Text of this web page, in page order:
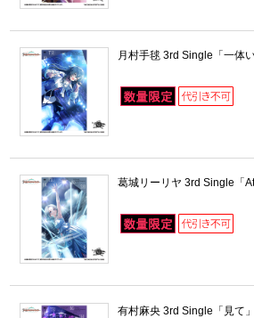
月村手毬 3rd Single「一体い
葛城リーリヤ 3rd Single「
有村麻央 3rd Single「見て」